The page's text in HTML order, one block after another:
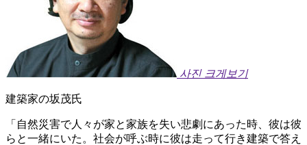
사진 크게보기
建築家の坂茂氏
「自然災害で人々が家と家族を失い悲劇にあった時、彼は彼
らと一緒にいた。社会が呼ぶ時に彼は走って行き建築で答え